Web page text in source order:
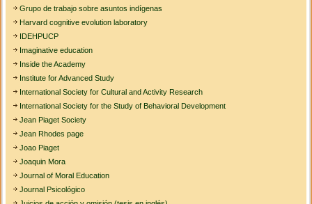
Grupo de trabajo sobre asuntos indígenas
Harvard cognitive evolution laboratory
IDEHPUCP
Imaginative education
Inside the Academy
Institute for Advanced Study
International Society for Cultural and Activity Research
International Society for the Study of Behavioral Development
Jean Piaget Society
Jean Rhodes page
Joao Piaget
Joaquin Mora
Journal of Moral Education
Journal Psicológico